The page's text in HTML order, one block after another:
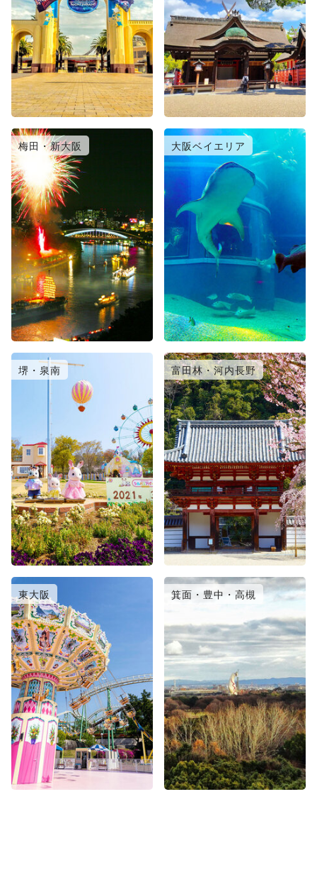
梅田・新大阪 大阪ベイエリア
堺・泉南 富田林・河内長野
東大阪 箕面・豊中・高槻